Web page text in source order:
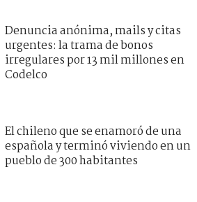
Denuncia anónima, mails y citas
urgentes: la trama de bonos
irregulares por 13 mil millones en
Codelco
El chileno que se enamoró de una
española y terminó viviendo en un
pueblo de 300 habitantes